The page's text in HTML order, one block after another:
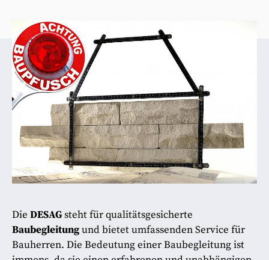
Die DESAGsteht für qualitätsgesicherte
Baubegleitungund bietet umfassenden Service für
Bauherren. Die Bedeutung einer Baubegleitung ist